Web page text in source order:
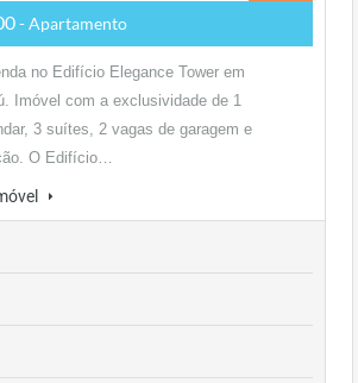
- Apartamento
no Edifício Elegance Tower em
Imóvel com a exclusividade de 1
3 suítes, 2 vagas de garagem e
O Edifício…